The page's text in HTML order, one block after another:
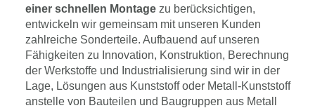
einer schnellen Montage zu berücksichtigen,
entwickeln wir gemeinsam mit unseren Kunden
zahlreiche Sonderteile. Aufbauend auf unseren
Fähigkeiten zu Innovation, Konstruktion, Berechnung
der Werkstoffe und Industrialisierung sind wir in der
Lage, Lösungen aus Kunststoff oder Metall-Kunststoff
anstelle von Bauteilen und Baugruppen aus Metall